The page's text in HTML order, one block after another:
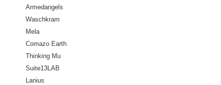
Armedangels
Waschkram
Mela
Comazo Earth
Thinking Mu
Suite13LAB
Lanius